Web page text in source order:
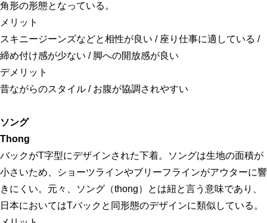
角形の形態となっている。
メリット
スキニージーンズなどと相性が良い / 座り仕事に適している /
締め付け感が少ない / 脚への開放感が良い
デメリット
昔ながらのスタイル / お腹が協調されやすい
ソング
Thong
バックがT字型にデザインされた下着。ソングは生地の面積が
小さいため、ショーツラインやブリーフラインがアウターに響
きにくい。元々、ソング（thong）とは紐と言う意味であり、
日本においてはTバックと同形態のデザインに類似している。